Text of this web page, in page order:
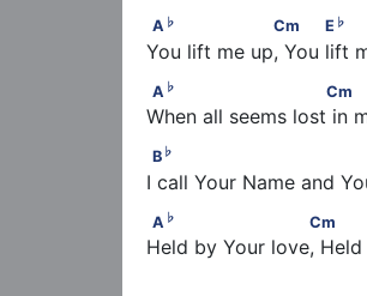
A♭ Cm
A ♭ Cm E ♭
You lift me up, You lift
A♭ Cm
A ♭ Cm
When all seems lost in
B♭
B ♭
I call Your Name and
A♭ Cm
A ♭ Cm
Held by Your love,